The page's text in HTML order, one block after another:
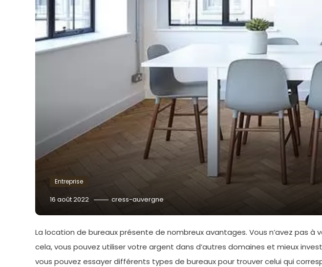
Entreprise
16 août 2022 cress-auvergne
La location de bureaux présente de nombreux avantages. Vous n’avez pas à
cela, vous pouvez utiliser votre argent dans d’autres domaines et mieux
vous pouvez essayer différents types de bureaux pour trouver celui qui